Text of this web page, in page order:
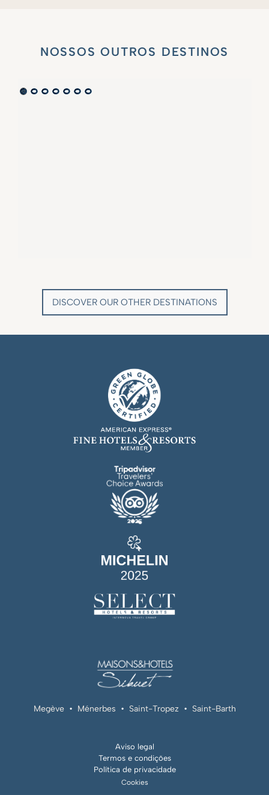
NOSSOS OUTROS DESTINOS
DISCOVER OUR OTHER DESTINATIONS
Megève• Ménerbes • Saint-Tropez • Saint-Barth
Aviso legal
Termos e condições
Política de privacidade
Cookies